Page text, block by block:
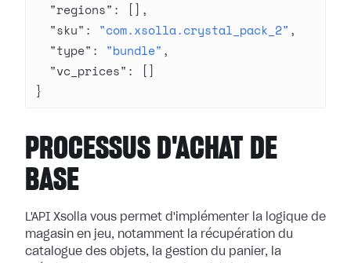
  "regions"
: [],
  "sku"
: "com.xsolla.crystal_pack_2" ,
  "type"
: "bundle" ,
  "vc_prices"
: []
}
PROCESSUS D'ACHAT DE
BASE
L'API Xsolla vous permet d'implémenter la logique de
magasin en jeu, notamment la récupération du
catalogue des objets, la gestion du panier, la